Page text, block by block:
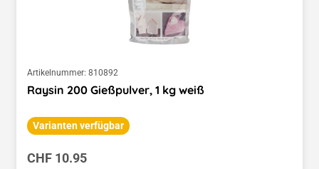
Artikelnummer: 810892
Raysin 200 Gießpulver, 1 kg weiß
Varianten verfügbar
Regulärer Preis:
CHF 10.95